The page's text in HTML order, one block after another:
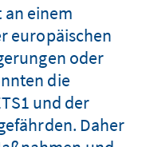
an einem
europäischen
oder
die
und der
Daher